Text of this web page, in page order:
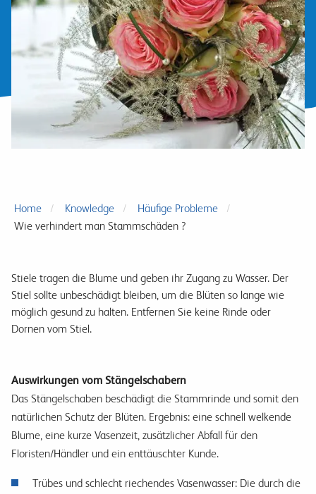
Home Knowledge
Häufige Probleme
Wie verhindert man Stammschäden ?
Stiele tragen die Blume und geben ihr Zugang zu Wasser. Der
Stiel sollte unbeschädigt bleiben, um die Blüten so lange wie
möglich gesund zu halten. Entfernen Sie keine Rinde oder
Dornen vom Stiel.
Auswirkungen vom Stängelschabern
Das Stängelschaben beschädigt die Stammrinde und somit den
natürlichen Schutz der Blüten. Ergebnis: eine schnell welkende
Blume, eine kurze Vasenzeit, zusätzlicher Abfall für den
Floristen/Händler und ein enttäuschter Kunde.
Trübes und schlecht riechendes Vasenwasser: Die durch die